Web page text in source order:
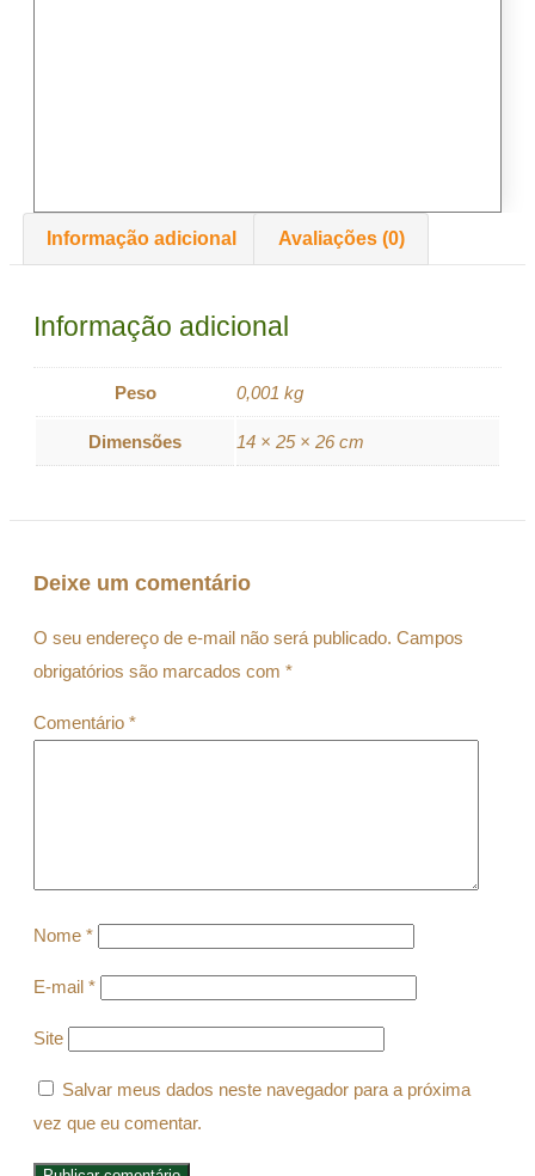
Informação adicional Avaliações (0)
Informação adicional
Peso 0,001 kg
Dimensões 14 × 25 × 26 cm
Deixe um comentário
O seu endereço de e-mail não será publicado. Campos
obrigatórios são marcados com *
Comentário *
Nome *
E-mail *
Site
Salvar meus dados neste navegador para a próxima
vez que eu comentar.